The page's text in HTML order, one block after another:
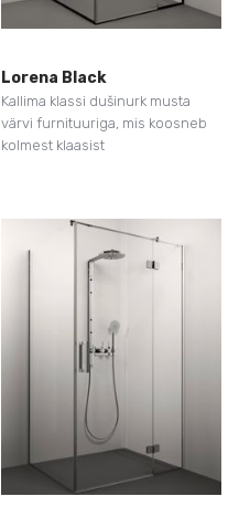
Lorena Black
Kallima klassi dušinurk musta
värvi furnituuriga, mis koosneb
kolmest klaasist